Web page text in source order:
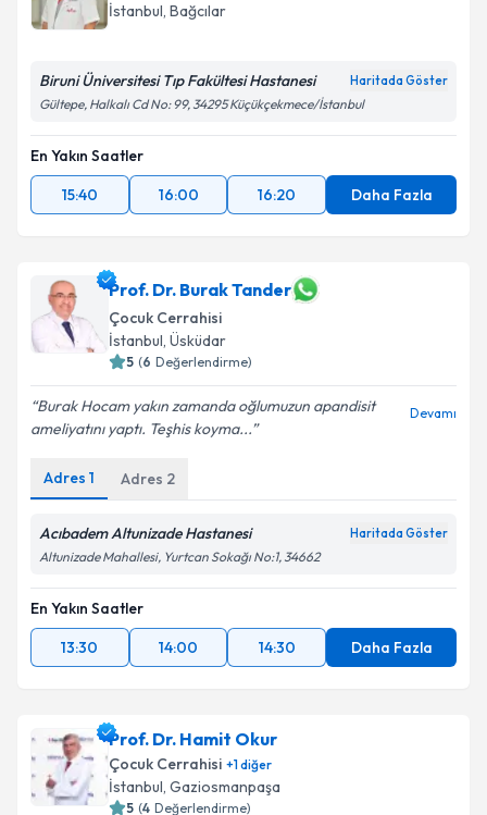
Metni'ni okudum ve kişisel verilerimin belirtilen
kapsamda işlenmesini kabul ediyorum.
Takvim Talebini Gönder
İstanbul, Bağcılar
Biruni Üniversitesi Tıp Fakültesi Hastanesi Haritada Göster
Gültepe, Halkalı Cd No: 99, 34295 Küçükçekmece/İstanbul
En Yakın Saatler
15:40
16:00 16:20 Daha Fazla
Prof. Dr. Burak Tander
Çocuk Cerrahisi
İstanbul, Üsküdar
5 (6 Değerlendirme)
Burak Hocam yakın zamanda oğlumuzun apandisit
ameliyatını yaptı. Teşhis koyma...
Devamı
Adres 1 Adres 2
Acıbadem Altunizade Hastanesi Haritada Göster
Altunizade Mahallesi, Yurtcan Sokağı No:1, 34662
En Yakın Saatler
13:30
14:00 14:30 Daha Fazla
Prof. Dr. Hamit Okur
Çocuk Cerrahisi +1diğer
İstanbul, Gaziosmanpaşa
5 (4 Değerlendirme)